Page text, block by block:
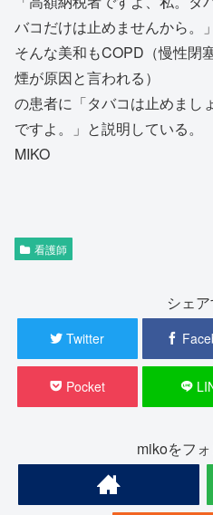
バコだけは止めませんから。」
そんな美和もCOPD（慢性
煙が原因と言われる）
の患者に「タバコは止めまし
ですよ。」と説明している
MIKO
看護師
シェ
Twitter
Pocket
mikoをフ